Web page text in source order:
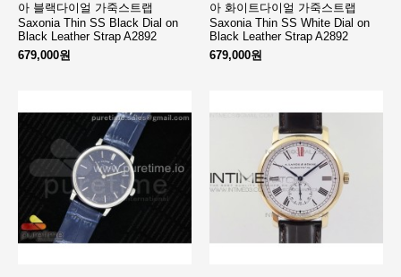
아 블랙다이얼 가죽스트랩
Saxonia Thin SS Black Dial on
Black Leather Strap A2892
679,000원
아 화이트다이얼 가죽스트랩
Saxonia Thin SS White Dial on
Black Leather Strap A2892
679,000원